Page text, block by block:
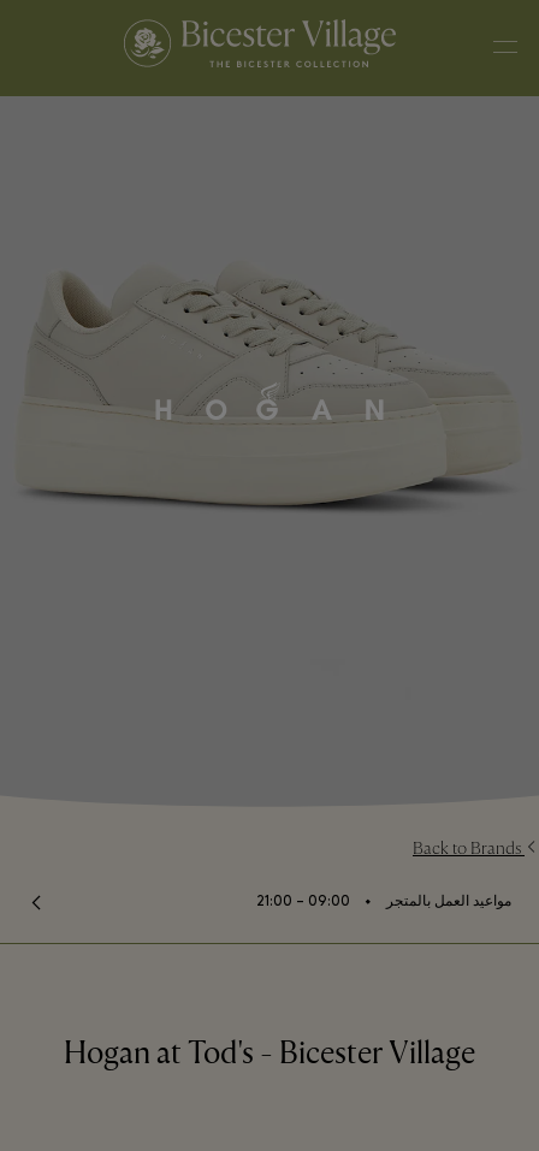
Back to Brands
مواعيد العمل بالمتجر ⬩
09:00 – 21:00
Hogan at Tod's - Bicester Village